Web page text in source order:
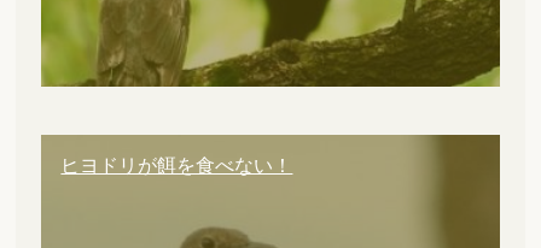
ヒヨドリが餌を食べない！